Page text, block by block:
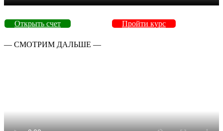
Открыть счет Пройти курс
— СМОТРИМ ДАЛЬШЕ —